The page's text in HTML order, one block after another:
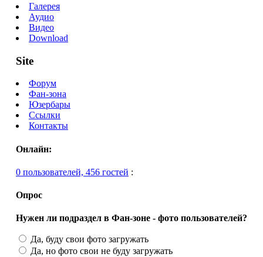
Галерея
Аудио
Видео
Download
Site
Форум
Фан-зона
Юзербары
Ссылки
Контакты
Онлайн:
0 пользователей, 456 гостей :
Опрос
Нужен ли подраздел в Фан-зоне - фото пользователей?
Да, буду свои фото загружать
Да, но фото свои не буду загружать